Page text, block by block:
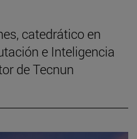
catedrático en
e Inteligencia
de Tecnun